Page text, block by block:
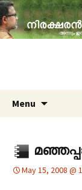
cinema,
Menu
May 15, 2008 @